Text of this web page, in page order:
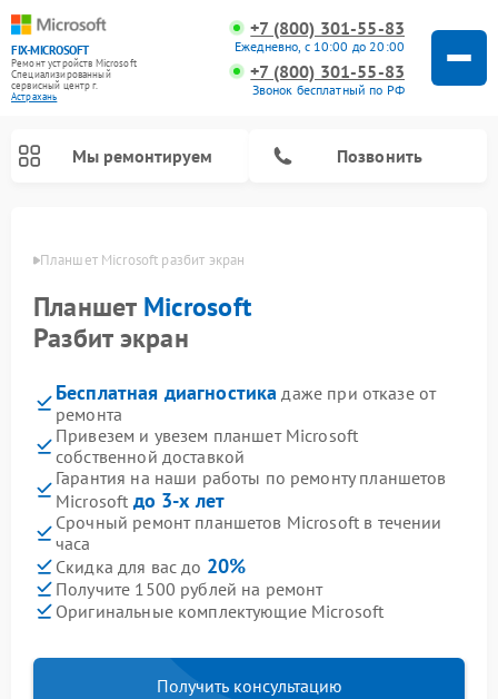
FIX-MICROSOFT
Ремонт устройств Microsoft
Специализированный
cервисный центр г.
Астрахань
+7 (800) 301-55-83
Ежедневно, с 10:00 до 20:00
+7 (800) 301-55-83
Звонок бесплатный по РФ
Мы ремонтируем Позвонить
Планшет Microsoft разбит экран
Планшет Microsoft
Разбит экран
Бесплатная диагностика даже при отказе от
ремонта
Привезем и увезем планшет Microsoft
собственной доставкой
Гарантия на наши работы по ремонту планшетов
Microsoft до 3-х лет
Срочный ремонт планшетов Microsoft в течении
часа
Скидка для вас до 20%
Получите 1500 рублей на ремонт
Оригинальные комплектующие Microsoft
Получить консультацию